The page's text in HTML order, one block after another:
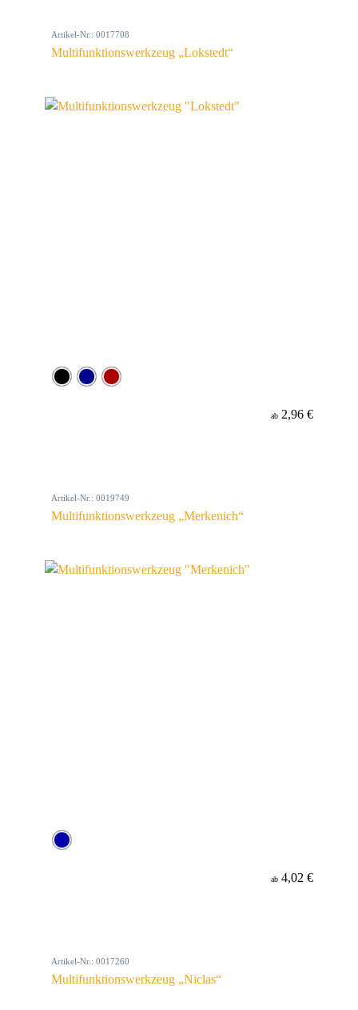
Artikel-Nr.: 0017708
Multifunktionswerkzeug „Lokstedt“
ab 2,96 €
Artikel-Nr.: 0019749
Multifunktionswerkzeug „Merkenich“
ab 4,02 €
Artikel-Nr.: 0017260
Multifunktionswerkzeug „Niclas“